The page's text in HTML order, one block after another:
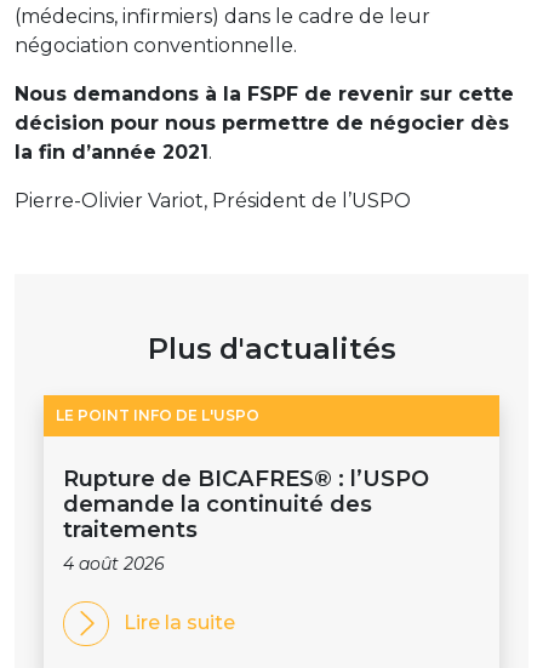
(médecins, infirmiers) dans le cadre de leur
négociation conventionnelle.
Nous demandons à la FSPF de revenir sur cette
décision pour nous permettre de négocier dès
la fin d’année 2021.
Pierre-Olivier Variot, Président de l’USPO
Plus d'actualités
LE POINT INFO DE L'USPO
Rupture de BICAFRES® : l’USPO
demande la continuité des
traitements
4 août 2026
Lire la suite